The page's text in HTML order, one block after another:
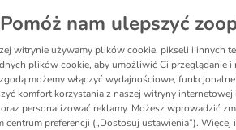
Pomóż nam ulepszyć
witrynie używamy plików cookie, pikseli i innych
plików cookie, aby umożliwić Ci przeglądanie
możemy włączyć wydajnościowe,
komfort korzystania z naszej witryny
oraz personalizować reklamy. Możesz wprowadzić
centrum preferencji („Dostosuj ustawienia”).